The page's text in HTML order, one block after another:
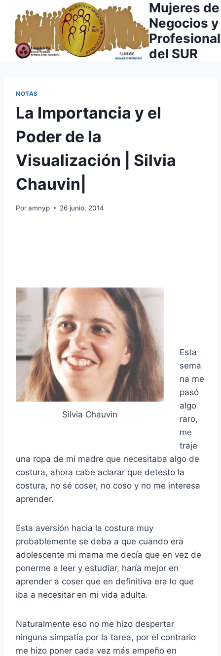
contenido
Mujeres de
Negocios y
del SUR
NOTAS
La Importancia y el
Poder de la
Visualización | Silvia
Chauvin|
Poramnyp 26 junio, 2014
Silvia Chauvin
Esta
sema
na me
pasó
algo
raro,
me
traje
una ropa de mi madre que necesitaba algo de
costura, ahora cabe aclarar que detesto la
costura, no sé coser, no coso y no me interesa
aprender.
Esta aversión hacia la costura muy
probablemente se deba a que cuando era
adolescente mi mama me decía que en vez de
ponerme a leer y estudiar, haría mejor en
aprender a coser que en definitiva era lo que
iba a necesitar en mi vida adulta.
Naturalmente eso no me hizo despertar
ninguna simpatía por la tarea, por el contrario
me hizo poner cada vez más empeño en